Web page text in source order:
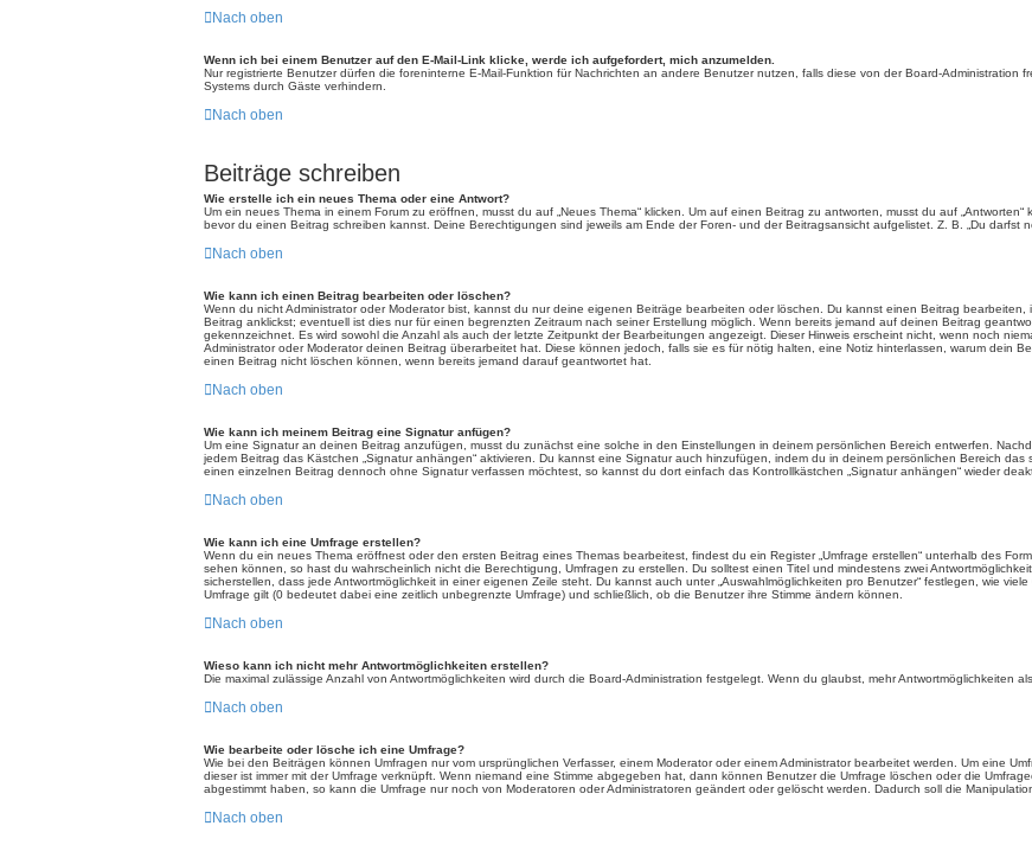
Nach oben
Wenn ich bei einem Benutzer auf den E-Mail-Link klicke, werde ich aufgefordert, mich anzumelden.
Nur registrierte Benutzer dürfen die foreninterne E-Mail-Funktion für Nachrichten an andere Benutzer nutzen, falls diese von der Board-Administration
Systems durch Gäste verhindern.
Nach oben
Beiträge schreiben
Wie erstelle ich ein neues Thema oder eine Antwort?
Um ein neues Thema in einem Forum zu eröffnen, musst du auf „Neues Thema“ klicken. Um auf einen Beitrag zu antworten, musst du auf
bevor du einen Beitrag schreiben kannst. Deine Berechtigungen sind jeweils am Ende der Foren- und der Beitragsansicht aufgelistet. Z. B. „Du darfst
Nach oben
Wie kann ich einen Beitrag bearbeiten oder löschen?
Wenn du nicht Administrator oder Moderator bist, kannst du nur deine eigenen Beiträge bearbeiten oder löschen. Du kannst einen Beitrag bearbeiten,
Beitrag anklickst; eventuell ist dies nur für einen begrenzten Zeitraum nach seiner Erstellung möglich. Wenn bereits jemand auf deinen Beitrag
gekennzeichnet. Es wird sowohl die Anzahl als auch der letzte Zeitpunkt der Bearbeitungen angezeigt. Dieser Hinweis erscheint nicht, wenn noch
Administrator oder Moderator deinen Beitrag überarbeitet hat. Diese können jedoch, falls sie es für nötig halten, eine Notiz hinterlassen, warum dein
einen Beitrag nicht löschen können, wenn bereits jemand darauf geantwortet hat.
Nach oben
Wie kann ich meinem Beitrag eine Signatur anfügen?
Um eine Signatur an deinen Beitrag anzufügen, musst du zunächst eine solche in den Einstellungen in deinem persönlichen Bereich entwerfen.
jedem Beitrag das Kästchen „Signatur anhängen“ aktivieren. Du kannst eine Signatur auch hinzufügen, indem du in deinem persönlichen Bereich
einen einzelnen Beitrag dennoch ohne Signatur verfassen möchtest, so kannst du dort einfach das Kontrollkästchen „Signatur anhängen“ wieder
Nach oben
Wie kann ich eine Umfrage erstellen?
Wenn du ein neues Thema eröffnest oder den ersten Beitrag eines Themas bearbeitest, findest du ein Register „Umfrage erstellen“ unterhalb des
sehen können, so hast du wahrscheinlich nicht die Berechtigung, Umfragen zu erstellen. Du solltest einen Titel und mindestens zwei
sicherstellen, dass jede Antwortmöglichkeit in einer eigenen Zeile steht. Du kannst auch unter „Auswahlmöglichkeiten pro Benutzer“ festlegen, wie
Umfrage gilt (0 bedeutet dabei eine zeitlich unbegrenzte Umfrage) und schließlich, ob die Benutzer ihre Stimme ändern können.
Nach oben
Wieso kann ich nicht mehr Antwortmöglichkeiten erstellen?
Die maximal zulässige Anzahl von Antwortmöglichkeiten wird durch die Board-Administration festgelegt. Wenn du glaubst, mehr Antwortmöglichkeiten
Nach oben
Wie bearbeite oder lösche ich eine Umfrage?
Wie bei den Beiträgen können Umfragen nur vom ursprünglichen Verfasser, einem Moderator oder einem Administrator bearbeitet werden. Um eine
dieser ist immer mit der Umfrage verknüpft. Wenn niemand eine Stimme abgegeben hat, dann können Benutzer die Umfrage löschen oder die
abgestimmt haben, so kann die Umfrage nur noch von Moderatoren oder Administratoren geändert oder gelöscht werden. Dadurch soll die
Nach oben